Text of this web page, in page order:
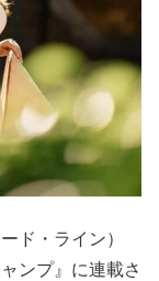
ド・ライン）
ンプ』に連載さ